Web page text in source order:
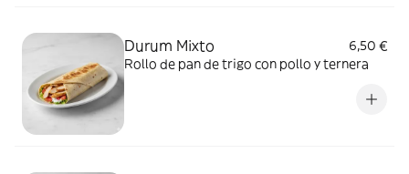
Durum Mixto
6,50 €
Rollo de pan de trigo con pollo y ternera